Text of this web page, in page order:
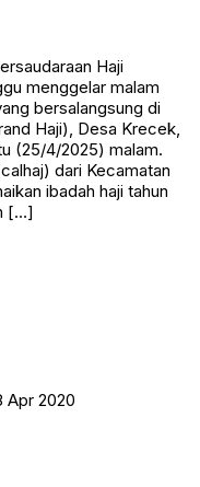
Haji
menggelar malam
bersalangsung di
Haji), Desa Krecek,
(25/4/2025) malam.
dari Kecamatan
ibadah haji tahun
[…]
Apr 2020